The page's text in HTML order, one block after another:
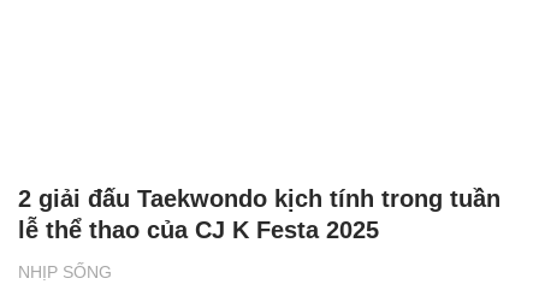
NHỊP SỐNG
2 giải đấu Taekwondo kịch tính trong tuần
lễ thể thao của CJ K Festa 2025